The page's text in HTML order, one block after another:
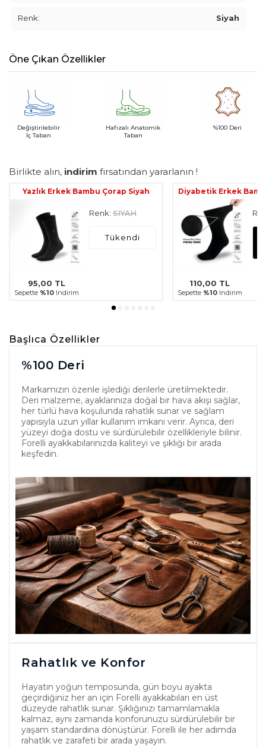
Renk: Siyah
Öne Çıkan Özellikler
Değiştirilebilir
İç Taban
Hafızalı Anatomik
Taban
%100 Deri
Birlikte alın, indirim fırsatından yararlanın !
Yazlık Erkek Bambu Çorap Siyah
95,00 TL
Sepette %10Indirim
Renk: SIYAH
Tükendi
Diyabetik Erkek
110,00 TL
Sepette %10Indirim
Başlıca Özellikler
%100 Deri
Markamızın özenle işlediği derilerle üretilmektedir.
Deri malzeme, ayaklarınıza doğal bir hava akışı sağlar,
her türlü hava koşulunda rahatlık sunar ve sağlam
yapısıyla uzun yıllar kullanım imkanı verir. Ayrıca, deri
yüzeyi doğa dostu ve sürdürülebilir özellikleriyle bilinir.
Forelli ayakkabılarınızda kaliteyi ve şıklığı bir arada
keşfedin.
Rahatlık ve Konfor
Hayatın yoğun temposunda, gün boyu ayakta
geçirdiğiniz her an için Forelli ayakkabıları en üst
düzeyde rahatlık sunar. Şıklığınızı tamamlamakla
kalmaz, aynı zamanda konforunuzu sürdürülebilir bir
yaşam standardına dönüştürür. Forelli ile her adımda
rahatlık ve zarafeti bir arada yaşayın.